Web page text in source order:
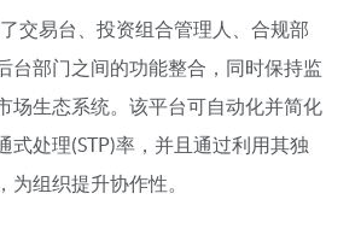
交易台、投资组合管理人、合规部
台部门之间的功能整合，同时保持监
场生态系统。该平台可自动化并简化
式处理(STP)率，并且通过利用其独
为组织提升协作性。